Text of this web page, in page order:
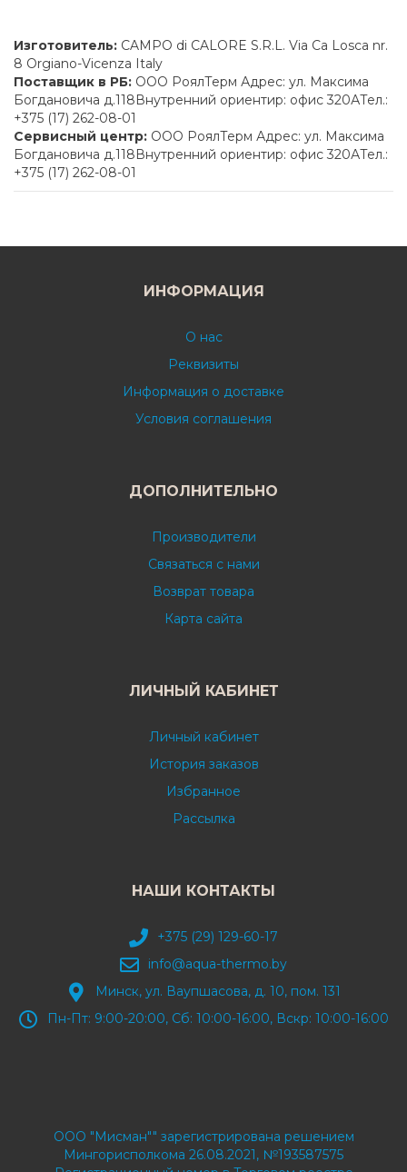
Изготовитель: CAMPO di CALORE S.R.L. Via Ca Losca nr.
8 Orgiano-Vicenza Italy
Поставщик в РБ: ООО РоялТерм Адрес: ул. Максима
Богдановича д.118Внутренний ориентир: офис 320АТел.:
+375 (17) 262-08-01
Сервисный центр: ООО РоялТерм Адрес: ул. Максима
Богдановича д.118Внутренний ориентир: офис 320АТел.:
+375 (17) 262-08-01
ИНФОРМАЦИЯ
О нас
Реквизиты
Информация о доставке
Условия соглашения
ДОПОЛНИТЕЛЬНО
Производители
Связаться с нами
Возврат товара
Карта сайта
ЛИЧНЫЙ КАБИНЕТ
Личный кабинет
История заказов
Избранное
Рассылка
НАШИ КОНТАКТЫ
+375 (29) 129-60-17
info@aqua-thermo.by
Минск, ул. Ваупшасова, д. 10, пом. 131
Пн-Пт: 9:00-20:00, Сб: 10:00-16:00, Вскр: 10:00-16:00
ООО "Мисман"" зарегистрирована решением
Мингорисполкома 26.08.2021, №193587575